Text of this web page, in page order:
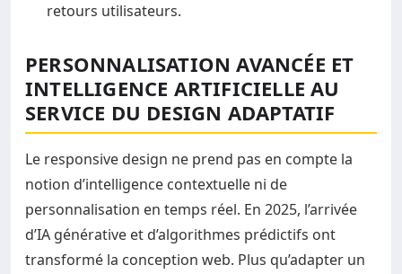
retours utilisateurs.
PERSONNALISATION AVANCÉE ET
INTELLIGENCE ARTIFICIELLE AU
SERVICE DU DESIGN ADAPTATIF
Le responsive design ne prend pas en compte la
notion d’intelligence contextuelle ni de
personnalisation en temps réel. En 2025, l’arrivée
d’IA générative et d’algorithmes prédictifs ont
transformé la conception web. Plus qu’adapter un